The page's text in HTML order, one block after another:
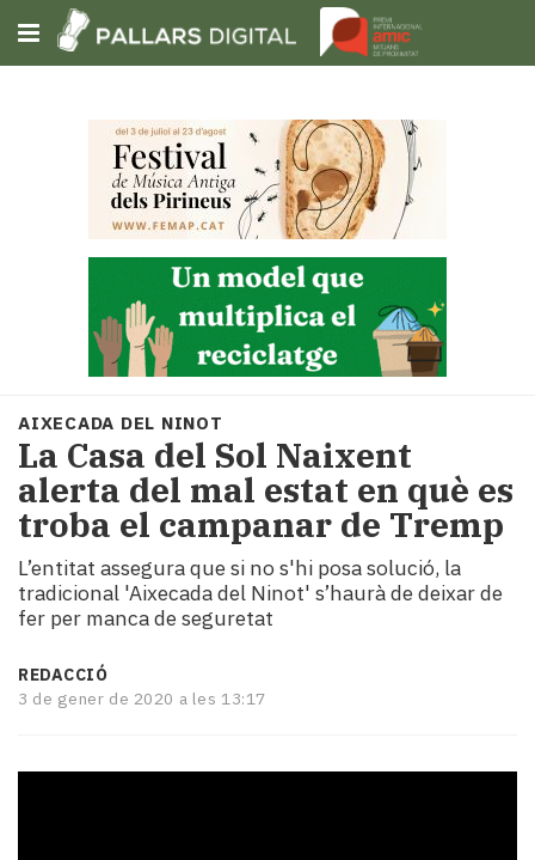
Subscriu-t'hi
Portada
Societat
Política
i
municipis
Economia
turisme
Cultura
Esports
Mai
tant!
mitjans
AIXECADA DEL NINOT
La Casa del Sol Naixent
alerta del mal estat en què es
troba el campanar de Tremp
L’entitat assegura que si no s'hi posa solució, la
tradicional 'Aixecada del Ninot' s’haurà de deixar de
fer per manca de seguretat
REDACCIÓ
3 de gener de 2020 a les 13:17